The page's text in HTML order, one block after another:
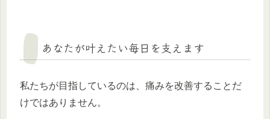
あなたが叶えたい毎日を支えます
私たちが目指しているのは、痛みを改善することだ
けではありません。